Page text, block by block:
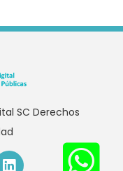
SC Derechos